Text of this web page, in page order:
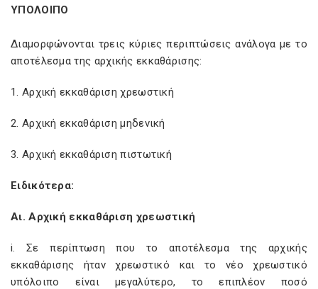
ΥΠΟΛΟΙΠΟ
Διαμορφώνονται τρεις κύριες περιπτώσεις ανάλογα με το
αποτέλεσμα της αρχικής εκκαθάρισης:
1. Αρχική εκκαθάριση χρεωστική
2. Αρχική εκκαθάριση μηδενική
3. Αρχική εκκαθάριση πιστωτική
Ειδικότερα:
Αι. Αρχική εκκαθάριση χρεωστική
i. Σε περίπτωση που το αποτέλεσμα της αρχικής
εκκαθάρισης ήταν χρεωστικό και το νέο χρεωστικό
υπόλοιπο είναι μεγαλύτερο, το επιπλέον ποσό